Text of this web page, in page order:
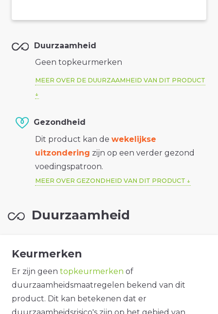
Duurzaamheid
Geen topkeurmerken
MEER OVER DE DUURZAAMHEID VAN DIT PRODUCT
Gezondheid
Dit product kan de wekelijkse
uitzondering zijn op een verder gezond
voedingspatroon.
MEER OVER GEZONDHEID VAN DIT PRODUCT
Duurzaamheid
Keurmerken
Er zijn geen topkeurmerken of
duurzaamheidsmaatregelen bekend van dit
product. Dit kan betekenen dat er